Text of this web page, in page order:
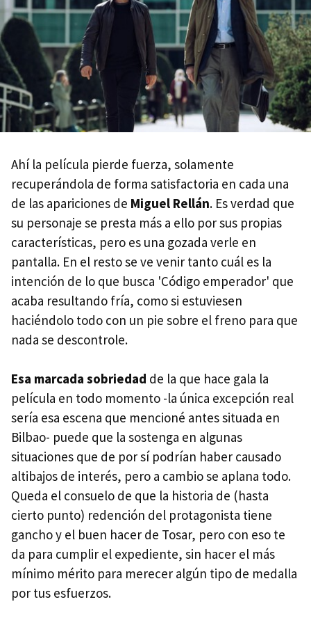
Ahí la película pierde fuerza, solamente
recuperándola de forma satisfactoria en cada una
de las apariciones de Miguel Rellán. Es verdad que
su personaje se presta más a ello por sus propias
características, pero es una gozada verle en
pantalla. En el resto se ve venir tanto cuál es la
intención de lo que busca 'Código emperador' que
acaba resultando fría, como si estuviesen
haciéndolo todo con un pie sobre el freno para que
nada se descontrole.
Esa marcada sobriedad de la que hace gala la
película en todo momento -la única excepción real
sería esa escena que mencioné antes situada en
Bilbao- puede que la sostenga en algunas
situaciones que de por sí podrían haber causado
altibajos de interés, pero a cambio se aplana todo.
Queda el consuelo de que la historia de (hasta
cierto punto) redención del protagonista tiene
gancho y el buen hacer de Tosar, pero con eso te
da para cumplir el expediente, sin hacer el más
mínimo mérito para merecer algún tipo de medalla
por tus esfuerzos.